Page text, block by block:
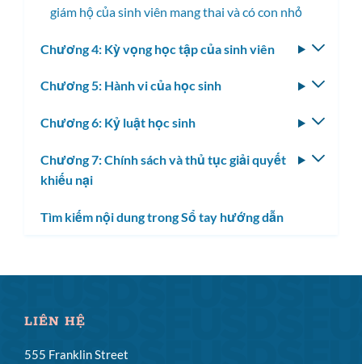
giám hộ của sinh viên mang thai và có con nhỏ
Chương 4: Kỳ vọng học tập của sinh viên
Chương 5: Hành vi của học sinh
Chương 6: Kỷ luật học sinh
Chương 7: Chính sách và thủ tục giải quyết
khiếu nại
Tìm kiếm nội dung trong Sổ tay hướng dẫn
LIÊN HỆ
555 Franklin Street